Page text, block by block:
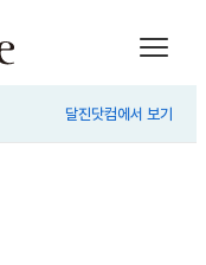
달진닷컴에서 보기